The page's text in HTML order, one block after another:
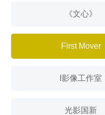
《文心》
First Mover
I影像工作室
光影国新